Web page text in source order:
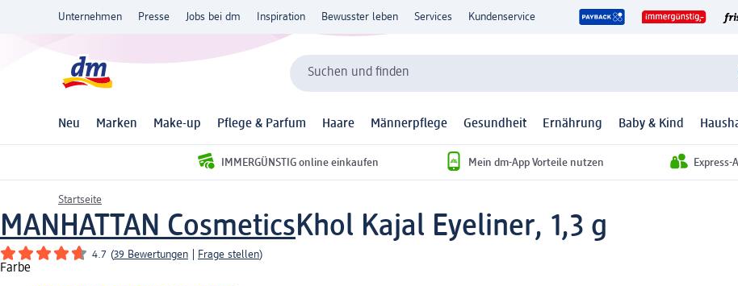
Unternehmen Presse Jobs bei dm Inspiration Bewusster leben Services Kundenservice
Suchen und finden
Neu Marken Make-up Pflege & Parfum Haare Männerpflege Gesundheit Ernährung Baby & Kind
IMMERGÜNSTIG online einkaufen Mein dm-App Vorteile nutzen
Startseite
MANHATTAN CosmeticsKhol Kajal Eyeliner, 1,3 g
4.7 (39 Bewertungen Frage stellen)
Farbe